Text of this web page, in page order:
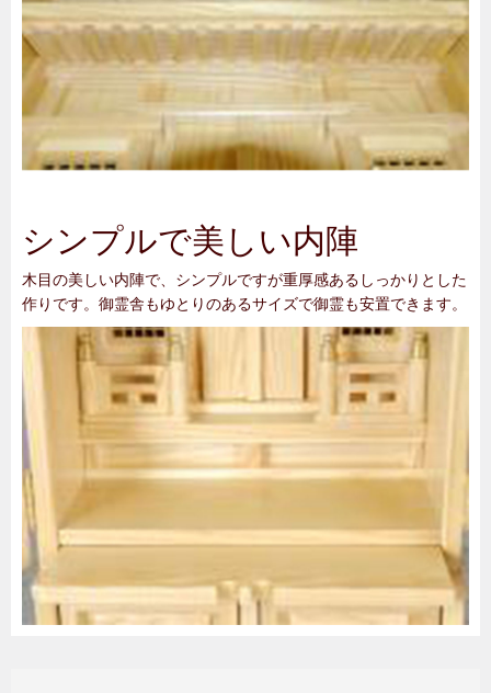
シンプルで美しい内陣
木目の美しい内陣で、シンプルですが重厚感あるしっかりとした
作りです。御霊舎もゆとりのあるサイズで御霊も安置できます。